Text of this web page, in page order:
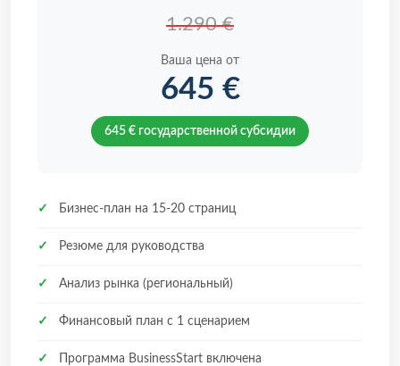
1.290 €
Ваша цена от
645 €
645 € государственной субсидии
✓ Бизнес-план на 15-20 страниц
✓ Резюме для руководства
✓ Анализ рынка (региональный)
✓ Финансовый план с 1 сценарием
✓ Программа BusinessStart включена